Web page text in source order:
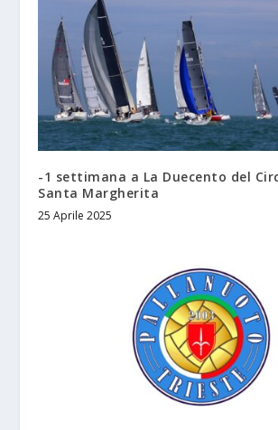
-1 settimana a La Duecento del
Santa Margherita
25 Aprile 2025